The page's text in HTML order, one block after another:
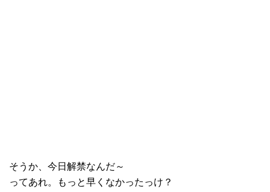
そうか、今日解禁なんだ～
ってあれ。もっと早くなかったっけ？